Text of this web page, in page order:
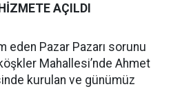
AÇILDI
eden Pazar Pazarı sorunu
Mahallesi’nde Ahmet
kurulan ve günümüz